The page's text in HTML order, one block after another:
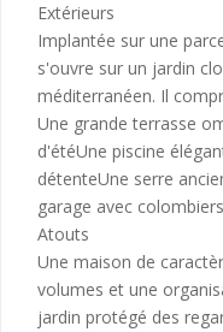
Extérieurs
Implantée sur une
s'ouvre sur un jardin
méditerranéen. Il
Une grande terrasse
d'étéUne piscine
détenteUne serre
garage avec colombiers
Atouts
Une maison de
volumes et une
jardin protégé des